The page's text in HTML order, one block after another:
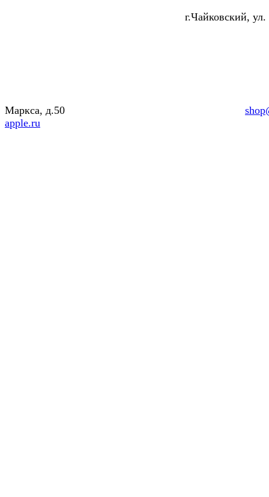
г.Чайковский,
Маркса, д.50
apple.ru